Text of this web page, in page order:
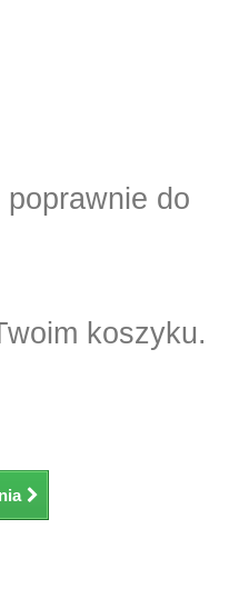
do
koszyku.